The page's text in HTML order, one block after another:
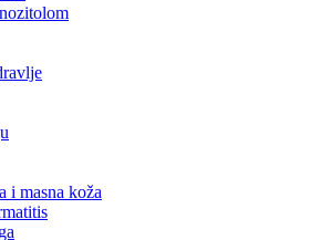
i masna koža